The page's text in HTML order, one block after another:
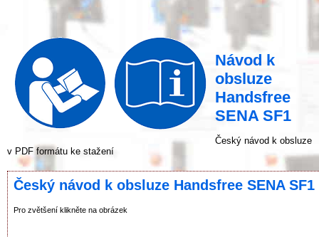
Návod k
obsluze
Handsfree
SENA SF1
Český návod k obsluze
v PDF formátu ke stažení
Český návod k obsluze Handsfree SENA SF1
Pro zvětšení klikněte na obrázek